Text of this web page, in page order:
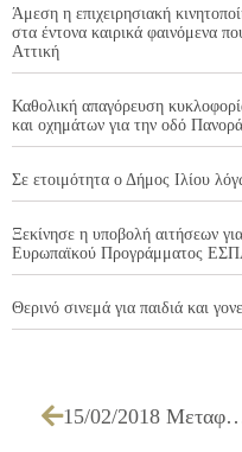
Άμεση η επιχειρησιακή
στα έντονα καιρικά φαινόμενα
Αττική
Καθολική απαγόρευση
και οχημάτων για την οδό
Σε ετοιμότητα ο Δήμος Ιλίου
Ξεκίνησε η υποβολή αιτήσεων
Ευρωπαϊκού Προγράμματος
Θερινό σινεμά για παιδιά και
15/02/2018 Mεταφορά μελών Κ.Α.Π.Η., αθλούμενων και μελών